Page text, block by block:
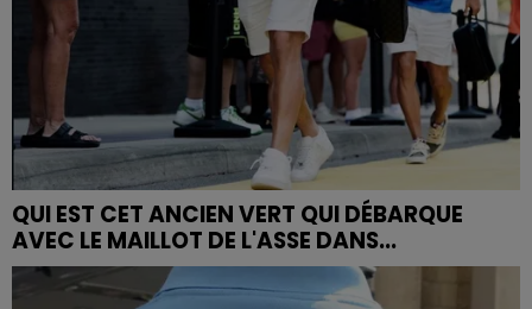
QUI EST CET ANCIEN VERT QUI DÉBARQUE
AVEC LE MAILLOT DE L'ASSE DANS...